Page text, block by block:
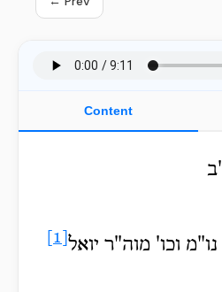
Content
וכו' מוה"ר יואל